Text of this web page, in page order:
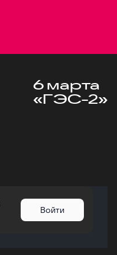
6 марта
«ГЭС-2»
Войти